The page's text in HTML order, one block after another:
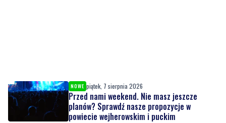
NOWE piątek, 7 sierpnia 2026
Przed nami weekend. Nie masz jeszcze
planów? Sprawdź nasze propozycje w
powiecie wejherowskim i puckim